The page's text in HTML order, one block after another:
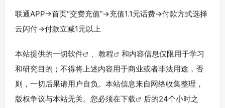
联通APP->首页“交费充值”->充值1.1元话费->付款方式选择
云闪付->付款立减1元以上
本站提供的一切软件 教程
和内容信息仅限用于学习
和研究目的；不得将上述内容用于商业或者非法用途，否
则，一切后果请用户自负。本站信息来自网络收集整理，
版权争议与本站无关。您必须在下载
后的24个小时之